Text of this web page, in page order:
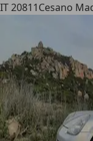
IT 20811Cesano